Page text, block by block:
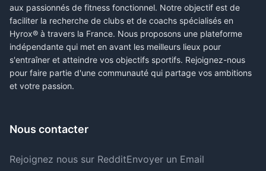
aux passionnés de fitness fonctionnel. Notre objectif est de
faciliter la recherche de clubs et de coachs spécialisés en
Hyrox® à travers la France. Nous proposons une plateforme
indépendante qui met en avant les meilleurs lieux pour
s'entraîner et atteindre vos objectifs sportifs. Rejoignez-nous
pour faire partie d'une communauté qui partage vos ambitions
et votre passion.
Nous contacter
Rejoignez nous sur RedditEnvoyer un Email